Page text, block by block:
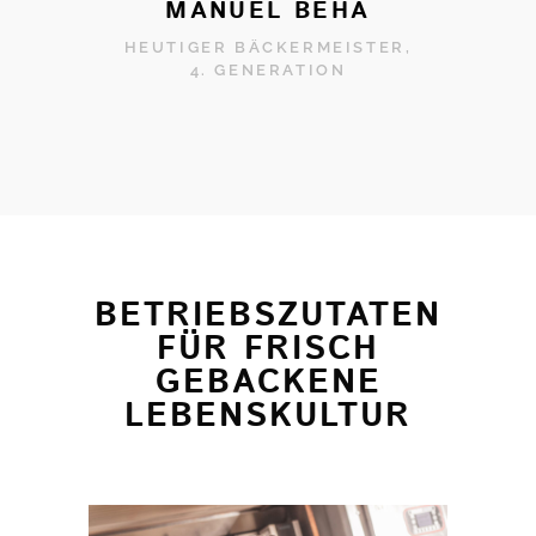
MANUEL BEHA
HEUTIGER BÄCKERMEISTER,
4. GENERATION
BETRIEBSZUTATEN
FÜR FRISCH
GEBACKENE
LEBENSKULTUR